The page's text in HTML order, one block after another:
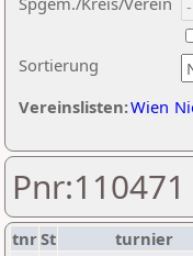
Sortierung
Vereinslisten:Wien
tnrSt turnier